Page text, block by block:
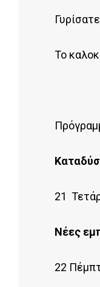
Το
21
Νέες
22